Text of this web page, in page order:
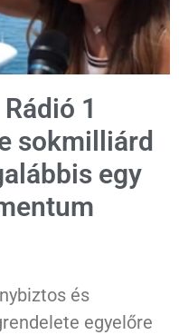
1
sokmilliárd
egy
és
egyelőre